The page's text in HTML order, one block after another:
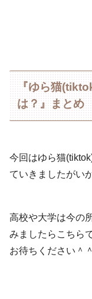
『ゆら猫
は？』まとめ
今回はゆら猫
ていきましたがい
高校や大学は今の
みましたらこちら
お待ちください＾＾